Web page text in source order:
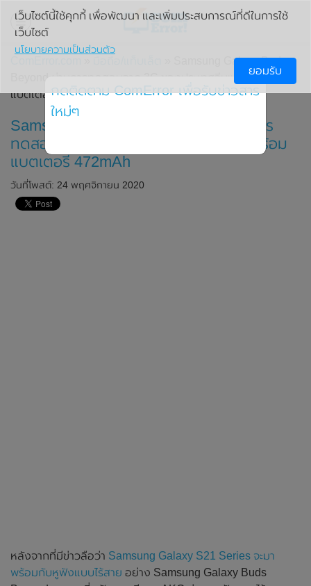
» Samsung Galaxy Buds
Beyond ผ่านการทดสอบจาก 3C ของประเทศจีนแล้ว มาพร้อม
แบตเตอรี่ 472mAh
Samsung Galaxy Buds Beyond ผ่านการ
ทดสอบจาก 3C ของประเทศจีนแล้ว มาพร้อม
แบตเตอรี่ 472mAh
วันที่โพสต์: 24 พฤศจิกายน 2020
หลังจากที่มีข่าวลือว่า Samsung Galaxy S21 Series จะมา
พร้อมกับหูฟังแบบไร้สาย อย่าง Samsung Galaxy Buds
เว็บไซต์นี้ใช้คุกกี้ เพื่อพัฒนา และเพิ่มประสบการณ์ที่ดีในการใช้
เว็บไซต์
นโยบายความเป็นส่วนตัว
ยอมรับ
กดติดตาม ComError เพื่อรับข่าวสาร
ใหม่ๆ